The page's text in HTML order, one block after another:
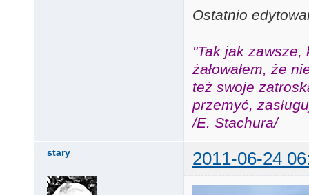
Ostatnio
"Tak jak zawsze,
żałowałem, że
też swoje
przemyć,
/E. Stachura/
stary 2011-06-24